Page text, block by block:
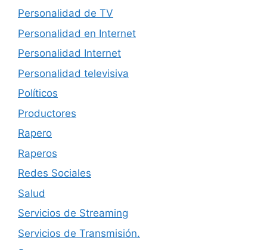
Personalidad de TV
Personalidad en Internet
Personalidad Internet
Personalidad televisiva
Políticos
Productores
Rapero
Raperos
Redes Sociales
Salud
Servicios de Streaming
Servicios de Transmisión.